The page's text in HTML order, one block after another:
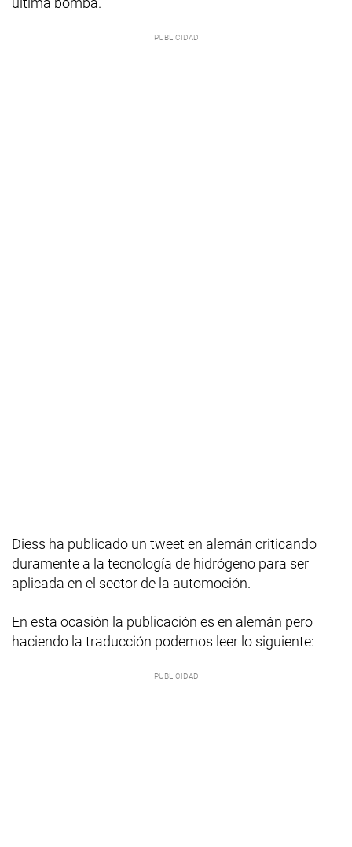
Diess ha publicado un tweet en alemán criticando
duramente a la tecnología de hidrógeno para ser
aplicada en el sector de la automoción.
En esta ocasión la publicación es en alemán pero
haciendo la traducción podemos leer lo siguiente: